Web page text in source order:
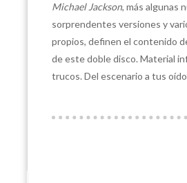
Michael Jackson, más algunas
sorprendentes versiones y
propios, definen el contenido
de este doble disco. Material
trucos. Del escenario a tus